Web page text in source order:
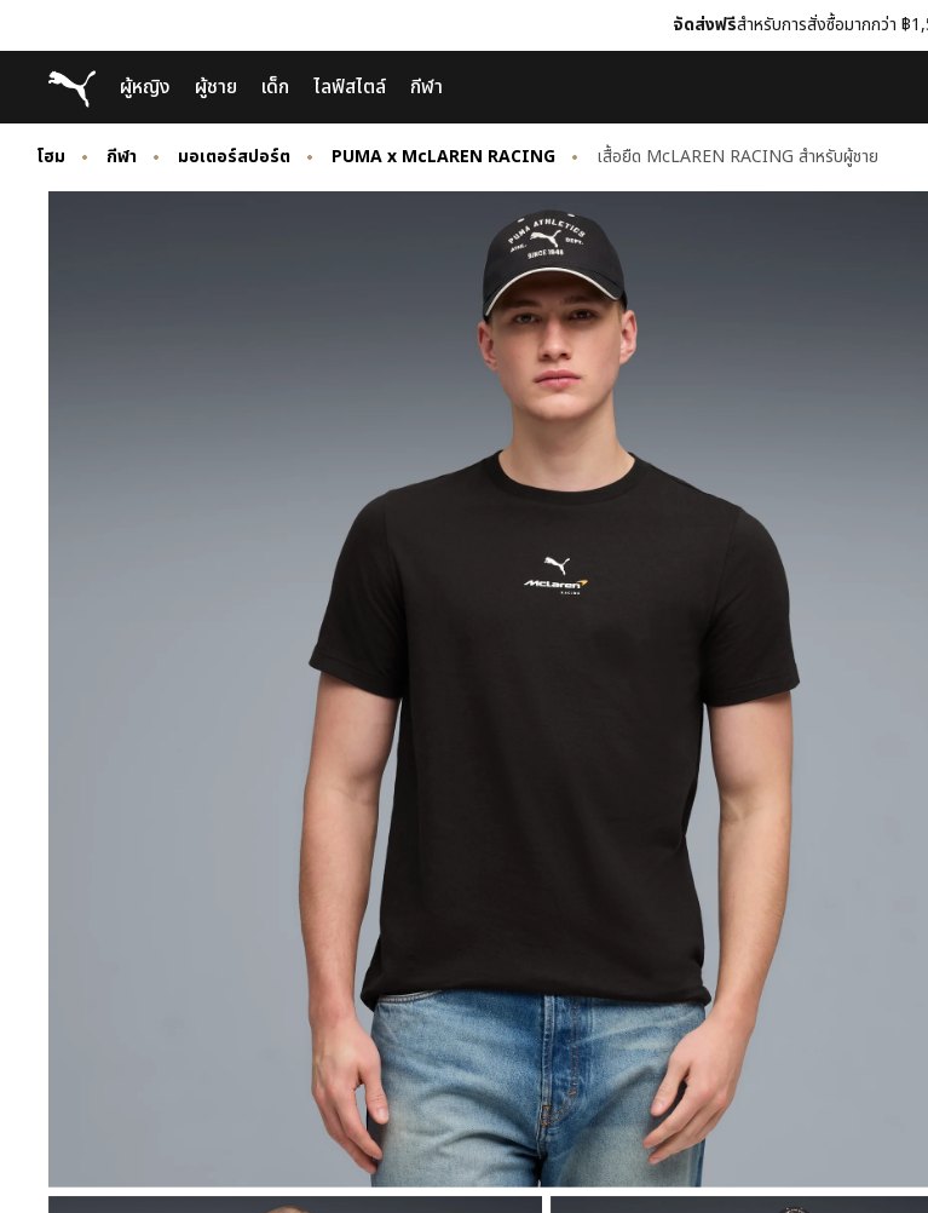
to
Main
content
to
Footer
Content
จัดส่งฟรีสำหรับการสั่งซื้อมากกว่า ฿
Puma โฮม
ผู้หญิง ผู้ชาย เด็ก ไลฟ์สไตล์ กีฬา
โฮม กีฬา มอเตอร์สปอร์ต PUMA x McLAREN RACING เสื้อยืด McLAREN RACING สำหรับผู้ชาย